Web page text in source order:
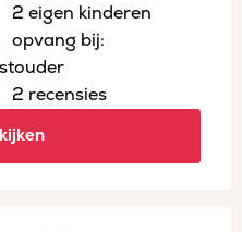
2 eigen kinderen
opvang bij:
2 recensies